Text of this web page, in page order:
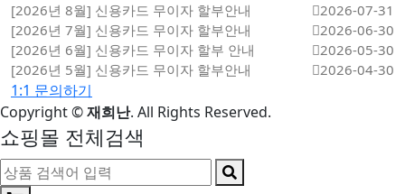
[2026년 8월] 신용카드 무이자 할부안내
2026-07-31
[2026년 7월] 신용카드 무이자 할부안내
2026-06-30
[2026년 6월] 신용카드 무이자 할부 안내
2026-05-30
[2026년 5월] 신용카드 무이자 할부안내
2026-04-30
1:1 문의하기
Copyright©재희난. All Rights Reserved.
쇼핑몰 전체검색